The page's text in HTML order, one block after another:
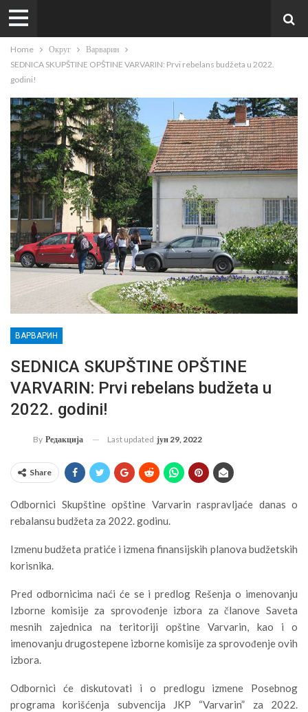
Home Округ
Варварин
SEDNICA SKUPŠTINE OPŠTINE VARVARIN: Prvi rebelans budžeta u 2022.
godini!
ВАРВАРИН
SEDNICA SKUPŠTINE OPŠTINE
VARVARIN: Prvi rebelans budžeta u
2022. godini!
By Редакција Last updated јун 29, 2022
Share
Odbornici Skupštine opštine Varvarin raspravljaće danas o
rebalansu budžeta za 2022. godinu.
Izmenu budžeta pratiće i izmena finansijskih planova budžetskih
korisnika.
Pred odbornicima naći će se i predlog Rešenja o imenovanju
Izborne komisije za sprovođenje izbora za članove Saveta
mesnih zajednica na teritoriji opštine Varvarin, kao i o
imenovanju drugostepene izborne komisije za sprovođenje ovih
izbora.
Odbornici će diskutovati i o predlogu izmene Posebnog
programa korišćenja subvencija JKP “Varvarin” za 2022.